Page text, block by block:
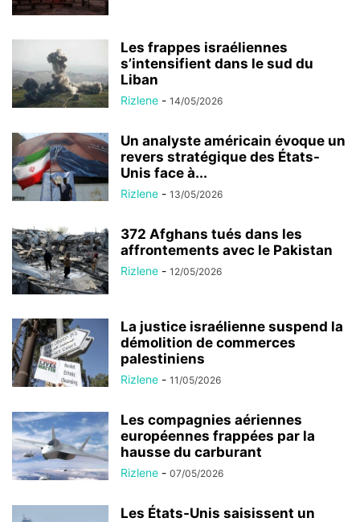
Les frappes israéliennes
s’intensifient dans le sud du
Liban
Rizlene - 14/05/2026
Un analyste américain évoque un
revers stratégique des États-
Unis face à...
Rizlene - 13/05/2026
372 Afghans tués dans les
affrontements avec le Pakistan
Rizlene - 12/05/2026
La justice israélienne suspend la
démolition de commerces
palestiniens
Rizlene - 11/05/2026
Les compagnies aériennes
européennes frappées par la
hausse du carburant
Rizlene - 07/05/2026
Les États-Unis saisissent un